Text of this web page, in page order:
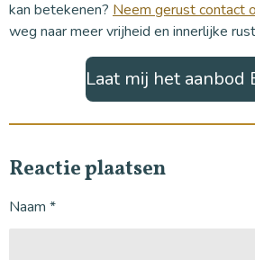
kan betekenen? Neem gerust contact
weg naar meer vrijheid en innerlijke
Laat mij het aanbod
Reactie plaatsen
Naam *